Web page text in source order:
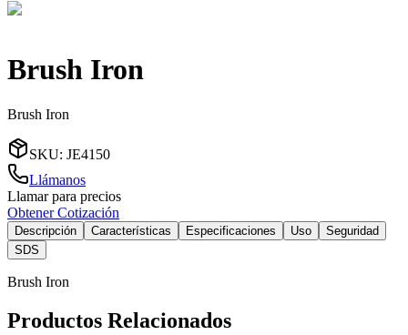
Brush Iron
Brush Iron
SKU: JE4150
Llámanos
Llamar para precios
Obtener Cotización
Descripción Características Especificaciones Uso
Seguridad
SDS
Brush Iron
Productos Relacionados